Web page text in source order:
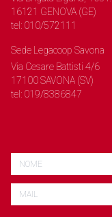
16121 GENOVA (GE)
tel: 010/572111
Sede Legacoop Savona
Via Cesare Battisti 4/6
17100 SAVONA (SV)
tel: 019/8386847